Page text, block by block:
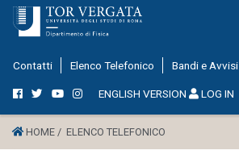
Contatti Elenco Telefonico Bandi e Avvisi
ENGLISH VERSION LOG IN
HOME / ELENCO TELEFONICO